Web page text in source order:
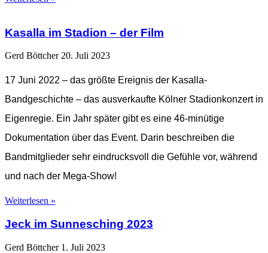
Kasalla im Stadion – der Film
Gerd Böttcher 20. Juli 2023
17 Juni 2022 – das größte Ereignis der Kasalla-
Bandgeschichte – das ausverkaufte Kölner Stadionkonzert in
Eigenregie. Ein Jahr später gibt es eine 46-minütige
Dokumentation über das Event. Darin beschreiben die
Bandmitglieder sehr eindrucksvoll die Gefühle vor, während
und nach der Mega-Show!
Weiterlesen »
Jeck im Sunnesching 2023
Gerd Böttcher 1. Juli 2023